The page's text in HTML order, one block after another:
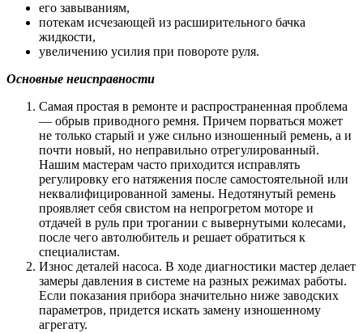
его завываниям,
потекам исчезающей из расширительного бачка
жидкости,
увеличению усилия при повороте руля.
Основные неисправности
Самая простая в ремонте и распространенная проблема
— обрыв приводного ремня. Причем порваться может
не только старый и уже сильно изношенный ремень, а и
почти новый, но неправильно отрегулированный.
Нашим мастерам часто приходится исправлять
регулировку его натяжения после самостоятельной или
неквалифицированной замены. Недотянутый ремень
проявляет себя свистом на непрогретом моторе и
отдачей в руль при трогании с вывернутыми колесами,
после чего автолюбитель и решает обратиться к
специалистам.
Износ деталей насоса. В ходе диагностики мастер делает
замеры давления в системе на разных режимах работы.
Если показания прибора значительно ниже заводских
параметров, придется искать замену изношенному
агрегату.